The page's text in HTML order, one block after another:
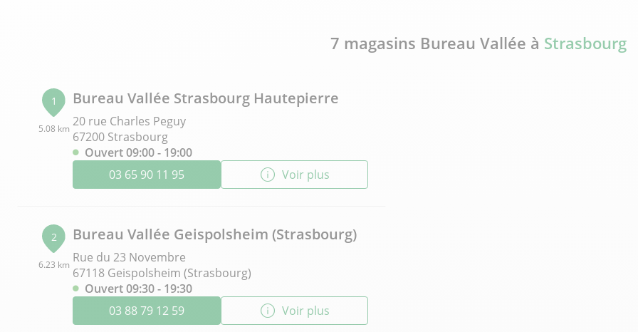
7 magasins Bureau Vallée à Strasbourg
1
5.08 km
Bureau Vallée Strasbourg Hautepierre
20 rue Charles Peguy
67200 Strasbourg
Ouvert 09:00 - 19:00
03 65 90 11 95
Voir plus
2
6.23 km
Bureau Vallée Geispolsheim (Strasbourg)
Rue du 23 Novembre
67118 Geispolsheim (Strasbourg)
Ouvert 09:30 - 19:30
03 88 79 12 59
Voir plus